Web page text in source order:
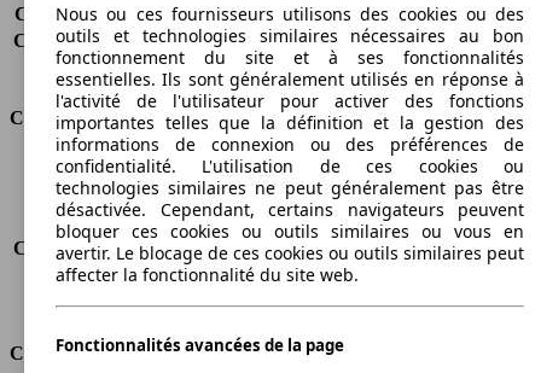
Capacité de remorquage (sans freins) 500 kg
Capacité de remorquage (avec freins) 1300 kg
Volume du coffre
400 - 1175 l
Consommation
Émissions de CO2*
113 g/km (komb.)
Consommation (ville)
5.3 l/100km
Consommation (route)
3.7 l/100km
Consommation (combinée)* 4.3 l/100km
Classe d'émissions
Euro 5
Capacité du réservoir
58 l
Classes d'assurance
Nous ou ces fournisseurs utilisons des cookies ou des
outils et technologies similaires nécessaires au bon
fonctionnement du site et à ses fonctionnalités
essentielles. Ils sont généralement utilisés en réponse à
l'activité de l'utilisateur pour activer des fonctions
importantes telles que la définition et la gestion des
informations de connexion ou des préférences de
confidentialité. L'utilisation de ces cookies ou
technologies similaires ne peut généralement pas être
désactivée. Cependant, certains navigateurs peuvent
bloquer ces cookies ou outils similaires ou vous en
avertir. Le blocage de ces cookies ou outils similaires peut
affecter la fonctionnalité du site web.
Fonctionnalités avancées de la page